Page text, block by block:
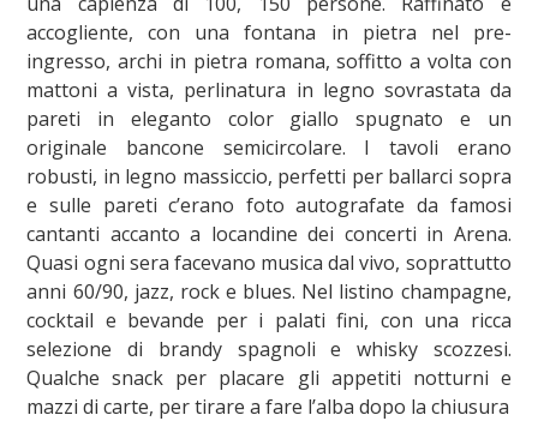
accogliente, con una fontana in pietra nel pre-
ingresso, archi in pietra romana, soffitto a volta con
mattoni a vista, perlinatura in legno sovrastata da
pareti in eleganto color giallo spugnato e un
originale bancone semicircolare. I tavoli erano
robusti, in legno massiccio, perfetti per ballarci sopra
e sulle pareti c’erano foto autografate da famosi
cantanti accanto a locandine dei concerti in Arena.
Quasi ogni sera facevano musica dal vivo, soprattutto
anni 60/90, jazz, rock e blues. Nel listino champagne,
cocktail e bevande per i palati fini, con una ricca
selezione di brandy spagnoli e whisky scozzesi.
Qualche snack per placare gli appetiti notturni e
mazzi di carte, per tirare a fare l’alba dopo la chiusura